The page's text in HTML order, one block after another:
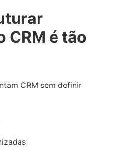
CRM é tão
CRM sem definir